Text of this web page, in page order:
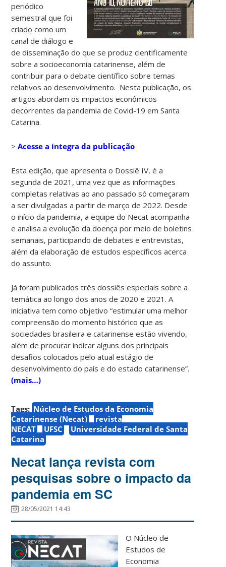
periódico
semestral que foi
criado como um
canal de diálogo e
de disseminação do que se produz cientificamente
sobre a socioeconomia catarinense, além de
contribuir para o debate científico sobre temas
relativos ao desenvolvimento. Nesta publicação, os
artigos abordam os impactos econômicos
decorrentes da pandemia de Covid-19 em Santa
Catarina.
>Acesse a íntegra da publicação
Esta edição, que apresenta o Dossiê IV, é a
segunda de 2021, uma vez que as informações
completas relativas ao ano passado só começaram
a ser divulgadas a partir de março de 2022. Desde
o início da pandemia, a equipe do Necat acompanha
e analisa a evolução da doença por meio de boletins
semanais, participando de debates e entrevistas,
além da elaboração de estudos específicos acerca
do assunto.
Já foram publicados três dossiês especiais sobre a
temática ao longo dos anos de 2020 e 2021. A
iniciativa tem como objetivo “estimular uma melhor
compreensão do momento histórico que as
sociedades brasileira e catarinense estão vivendo,
além de procurar indicar alguns dos principais
desafios colocados pelo atual estágio de
desenvolvimento do país e do estado catarinense”.
(mais…)
Tags: Núcleo de Estudos da Economia
Catarinense (Necat)
revista
NECAT
UFSC
Universidade Federal de Santa
Catarina
Necat lança revista com
pesquisas sobre o impacto da
pandemia em SC
28/05/2021 14:43
O Núcleo de
Estudos de
Economia